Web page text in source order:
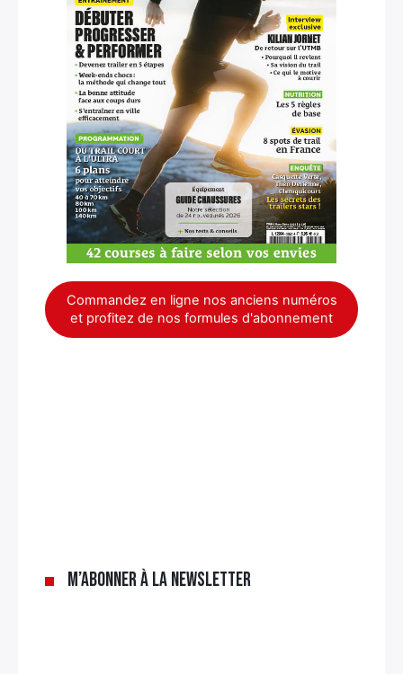
Commandez en ligne nos anciens numéros
et profitez de nos formules d'abonnement
M’abonner à la newsletter